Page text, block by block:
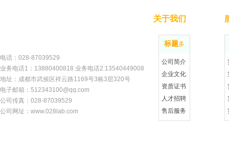
标题更多
公司简介
企业文化
资质证书
人才招聘
售后服务
电话：028-87039529
业务电话1：13880400818 业务电话2:13540449008
地址：成都市武侯区祥云路1169号3栋3层320号
电子邮箱：512343100@qq.com
公司传真：028-87039529
公司网址：www.028lab.com
关于我们